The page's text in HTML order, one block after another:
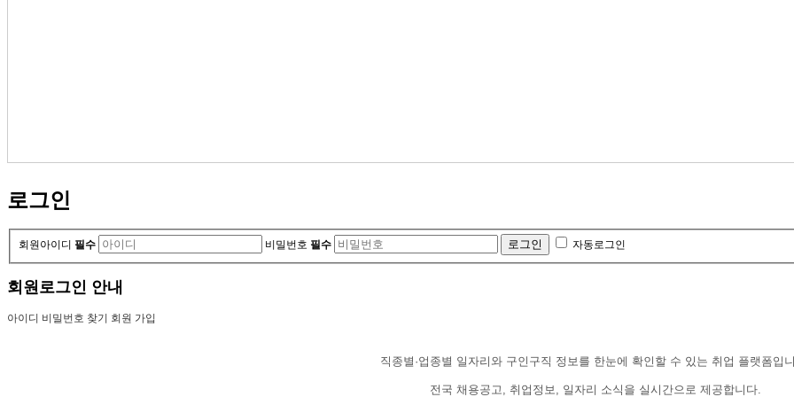
로그인
회원아이디 필수 비밀번호 필수 자동로그인
회원로그인 안내
아이디 비밀번호 찾기 회원 가입
직종별·업종별 일자리와 구인구직 정보를 한눈에 확인할 수 있는 취업 플랫폼입
전국 채용공고, 취업정보, 일자리 소식을 실시간으로 제공합니다.